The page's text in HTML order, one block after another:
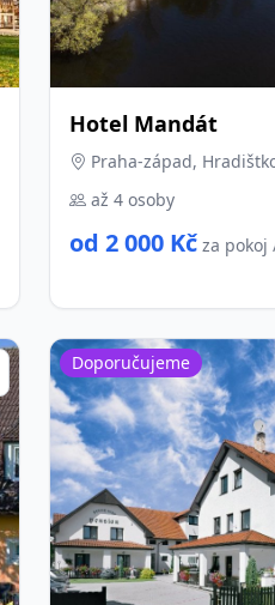
Hotel Mandát
Praha-západ,
až 4 osoby
od 2 000 Kč za pokoj
Doporučujeme